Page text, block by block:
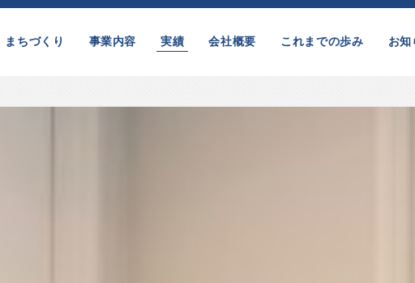
まちづくり 事業内容 実績 会社概要 これまでの歩み お知